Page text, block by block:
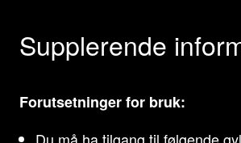
Supplerende
Forutsetninger for bruk: